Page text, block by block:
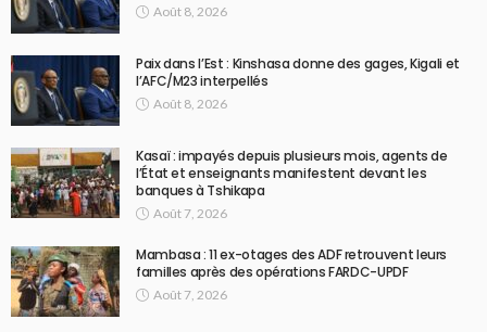
Août 8, 2026
Paix dans l’Est : Kinshasa donne des gages, Kigali et
l’AFC/M23 interpellés
Août 8, 2026
Kasaï : impayés depuis plusieurs mois, agents de
l’État et enseignants manifestent devant les
banques à Tshikapa
Août 7, 2026
Mambasa : 11 ex-otages des ADF retrouvent leurs
familles après des opérations FARDC-UPDF
Août 7, 2026